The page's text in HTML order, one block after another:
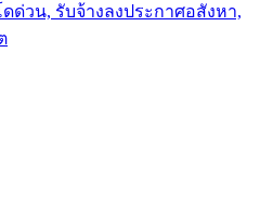
วน, รับจ้างลงประกาศอสังหา,